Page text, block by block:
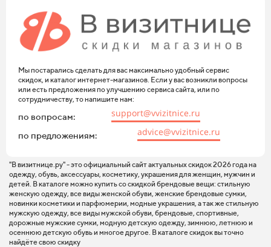
Мы постарались сделать для вас максимально удобный сервис
скидок, и каталог интернет-магазинов. Если у вас возникли вопросы
или есть предложения по улучшению сервиса сайта, или по
сотрудничеству, то напишите нам:
по вопросам: support@vvizitnice.ru
по предложениям: advice@vvizitnice.ru
"В визитнице.ру" - это официальный сайт актуальных скидок 2026 года на
одежду, обувь, аксессуары, косметику, украшения для женщин, мужчин и
детей. В каталоге можно купить со скидкой брендовые вещи: стильную
женскую одежду, все виды женской обуви, женские брендовые сумки,
новинки косметики и парфюмерии, модные украшения, а так же стильную
мужскую одежду, все виды мужской обуви, брендовые, спортивные,
дорожные мужские сумки, модную детскую одежду, зимнюю, летнюю и
осеннюю детскую обувь и многое другое. В каталоге скидок вы точно
найдёте свою скидку